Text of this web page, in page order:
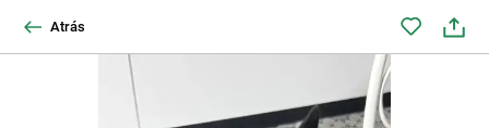
Atrás